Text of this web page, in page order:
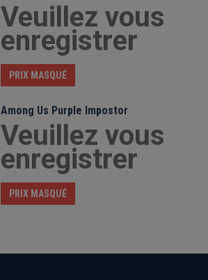
Veuillez vous
enregistrer
PRIX MASQUÉ
Among Us Purple Impostor
Veuillez vous
enregistrer
PRIX MASQUÉ